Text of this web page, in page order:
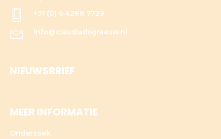
+31 (0) 6 4288 7729
info@claudiadegraauw.nl
NIEUWSBRIEF
MEER INFORMATIE
Onderzoek